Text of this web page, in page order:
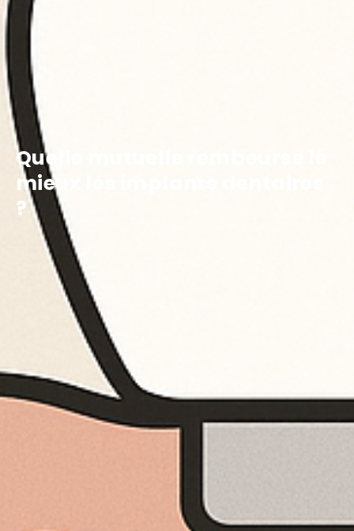
Quelle mutuelle rembourse le
mieux les implants dentaires
?